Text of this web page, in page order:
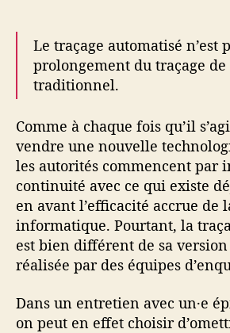
Le traçage automatisé n’est
prolongement du traçage de
traditionnel.
Comme à chaque fois qu’il
vendre une nouvelle
les autorités commencent par
continuité avec ce qui existe
en avant l’efficacité accrue de
informatique. Pourtant, la
est bien différent de sa
réalisée par des équipes
Dans un entretien avec un·e
on peut en effet choisir